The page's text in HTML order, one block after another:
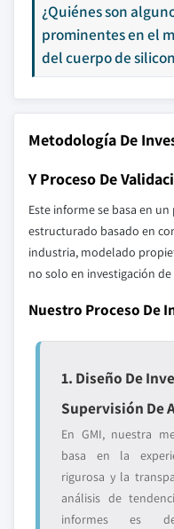
¿Quiénes son
prominentes en el
del cuerpo de
Metodología De
Y Proceso De
Este informe se basa en
estructurado basado en
industria, modelado
no solo en investigación
Nuestro Proceso De
1. Diseño De
Supervisión De
En GMI, nuestra
basa en la
rigurosa y la
análisis de
informes es